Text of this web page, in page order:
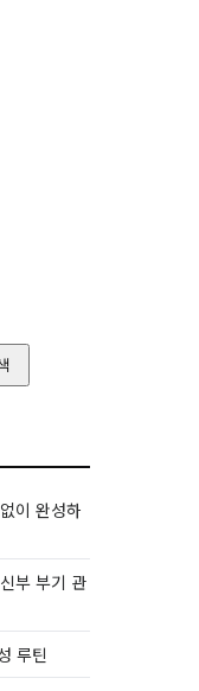
이 완성하
부 부기 관
루틴